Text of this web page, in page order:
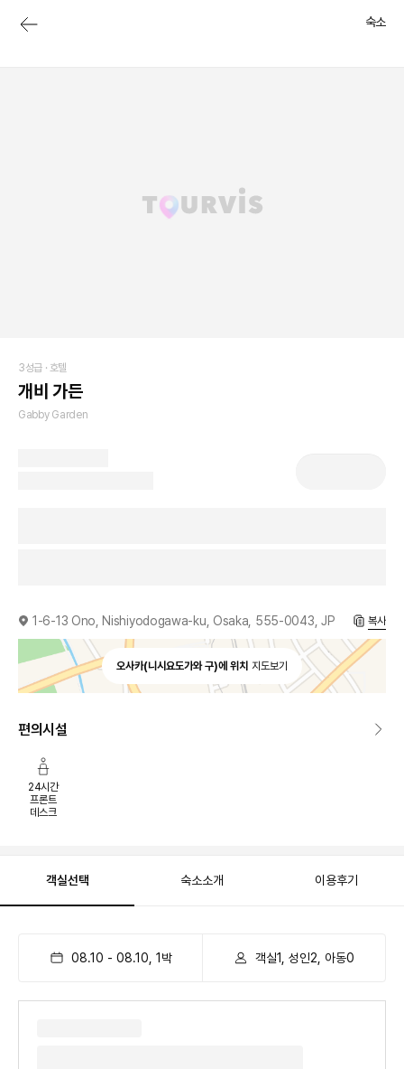
숙소
3성급 · 호텔
개비 가든
Gabby Garden
1-6-13 Ono, Nishiyodogawa-ku, Osaka, 555-0043, JP 복사
오사카(니시요도가와 구)에 위치 지도보기
편의시설
24시간
프론트
데스크
객실선택 숙소소개 이용후기
08.10 - 08.10 1 박 객실1, 성인2, 아동0